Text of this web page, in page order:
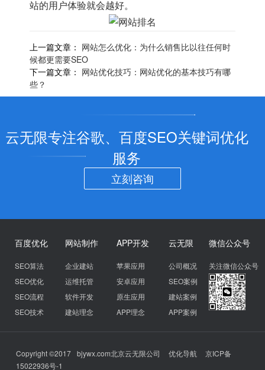
站的用户体验就会越好。
上一篇文章： 网站怎么优化：为什么销售比以往任何时
候都更需要SEO
下一篇文章： 网站优化技巧：网站优化的基本技巧有哪
些？
云无限专注谷歌、百度SEO关键词优化
服务
立刻咨询
百度优化
SEO算法
SEO优化
SEO流程
SEO技术
网站制作
企业建站
运维托管
软件开发
建站理念
APP开发
苹果应用
安卓应用
原生应用
APP理念
云无限
公司概况
SEO案例
建站案例
APP案例
微信公众号
关注微信公众号
Copyright ©2017 bjywx.com北京云无限公司 优化导航
京ICP备
15022936号-1